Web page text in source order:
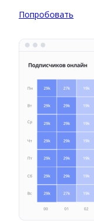
Попробовать